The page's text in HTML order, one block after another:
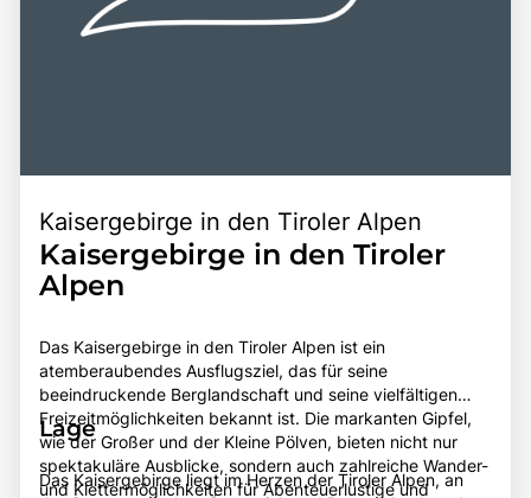
Kaisergebirge in den Tiroler Alpen
Kaisergebirge in den Tiroler
Alpen
Das Kaisergebirge in den Tiroler Alpen ist ein
atemberaubendes Ausflugsziel, das für seine
beeindruckende Berglandschaft und seine vielfältigen
Freizeitmöglichkeiten bekannt ist. Die markanten Gipfel,
wie der Großer und der Kleine Pölven, bieten nicht nur
spektakuläre Ausblicke, sondern auch zahlreiche Wander-
und Klettermöglichkeiten für Abenteuerlustige und
Lage
Das Kaisergebirge liegt im Herzen der Tiroler Alpen, an